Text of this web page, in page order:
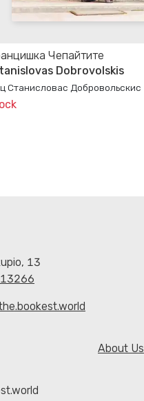
Чепайтите
Dobrovolskis
Станисловас Добровольскис
13
About Us